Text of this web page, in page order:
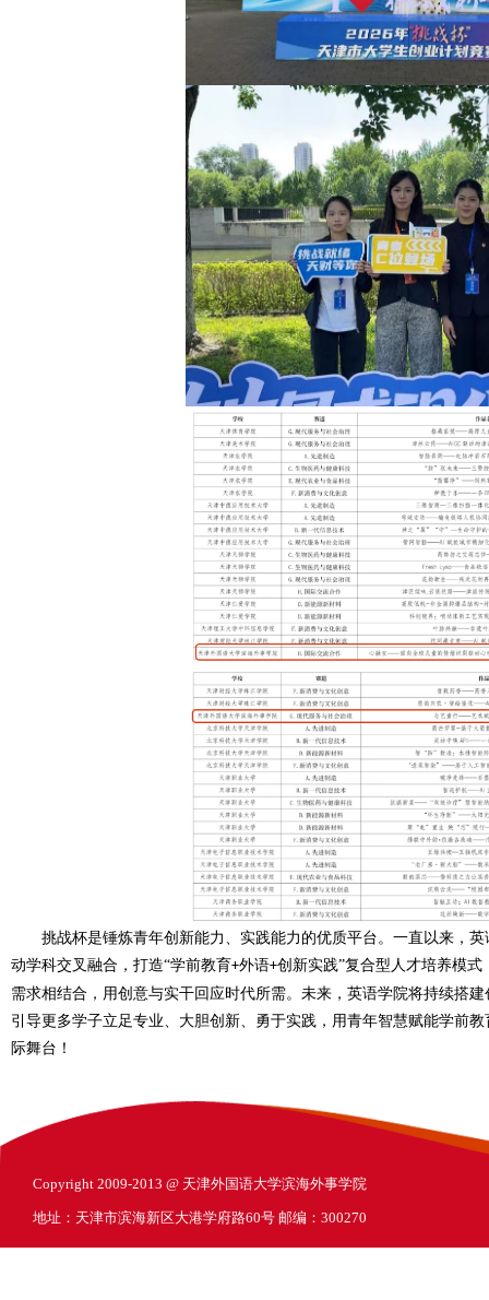
挑战杯是锤炼青年创新能力、实践能力的优质平台。一直以来，英
动学科交叉融合，打造“学前教育+外语+创新实践”复合型人才培养模
需求相结合，用创意与实干回应时代所需。 未来， 英语学院将持续搭建
引导更多学子立足专业、大胆创新、勇于实践 ， 用青年智慧赋能学前
际舞台！
Copyright 2009-2013 @ 天津外国语大学滨海外事学院
地址：天津市滨海新区大港学府路60号 邮编：300270